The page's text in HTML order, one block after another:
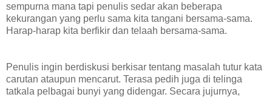
sempurna mana tapi penulis sedar akan beberapa
kekurangan yang perlu sama kita tangani bersama-sama.
Harap-harap kita berfikir dan telaah bersama-sama.
Penulis ingin berdiskusi berkisar tentang masalah tutur kata
carutan ataupun mencarut. Terasa pedih juga di telinga
tatkala pelbagai bunyi yang didengar. Secara jujurnya,